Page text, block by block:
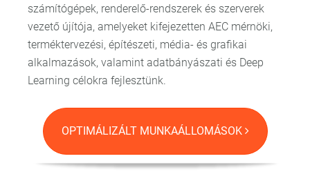
számítógépek, renderelő-rendszerek és szerverek
vezető újítója, amelyeket kifejezetten AEC mérnöki,
terméktervezési, építészeti, média- és grafikai
alkalmazások, valamint adatbányászati és Deep
Learning célokra fejlesztünk.
OPTIMÁLIZÁLT MUNKAÁLLOMÁSOK